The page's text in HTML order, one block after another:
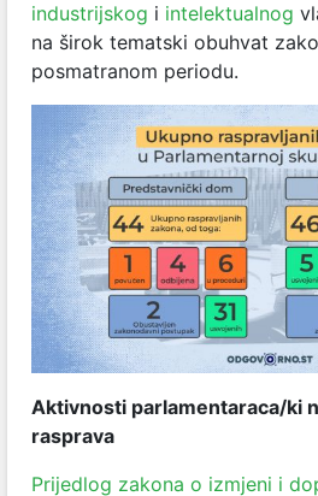
industrijskog i intelektualnog
na širok tematski obuhvat
posmatranom periodu.
Aktivnosti parlamentaraca/ki
rasprava
Prijedlog zakona o izmjeni i